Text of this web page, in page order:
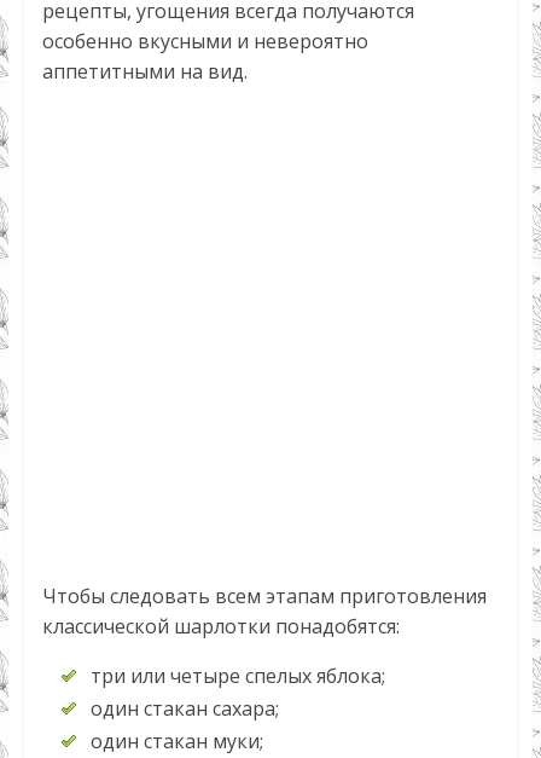
рецепты, угощения всегда получаются
особенно вкусными и невероятно
аппетитными на вид.
Чтобы следовать всем этапам приготовления
классической шарлотки понадобятся:
три или четыре спелых яблока;
один стакан сахара;
один стакан муки;